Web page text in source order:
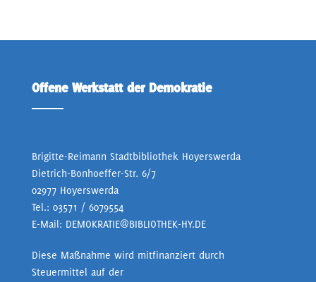
Offene Werkstatt der Demokratie
Brigitte-Reimann Stadtbibliothek Hoyerswerda
Dietrich-Bonhoeffer-Str. 6/7
02977 Hoyerswerda
Tel.: 03571 / 6079554
E-Mail: DEMOKRATIE@BIBLIOTHEK-HY.DE
Diese Maßnahme wird mitfinanziert durch
Steuermittel auf der